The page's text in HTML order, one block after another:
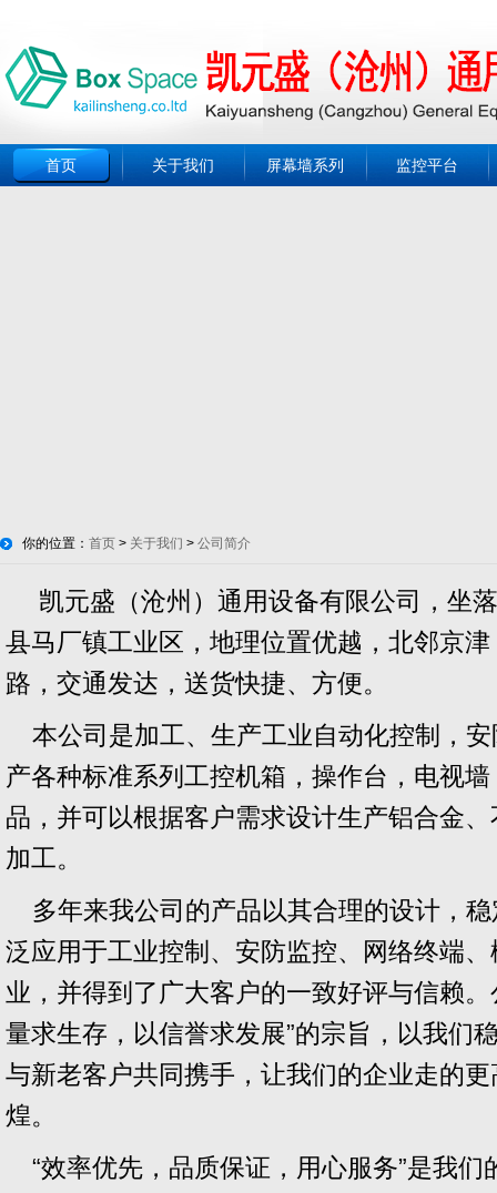
首页 关于我们 屏幕墙系列 监控平台
你的位置： 首页 > 关于我们 > 公司简介
凯元盛（沧州）通用设备有限公司，坐
县马厂镇工业区，地理位置优越，北邻京
路，交通发达，送货快捷、方便。
本公司是加工、生产工业自动化控制，
产各种标准系列工控机箱，操作台，电视
品，并可以根据客户需求设计生产铝合金
加工。
多年来我公司的产品以其合理的设计，
泛应用于工业控制、安防监控、网络终端
业，并得到了广大客户的一致好评与信赖
量求生存，以信誉求发展”的宗旨，以我们
与新老客户共同携手，让我们的企业走的
煌。
“效率优先，品质保证，用心服务”是我们